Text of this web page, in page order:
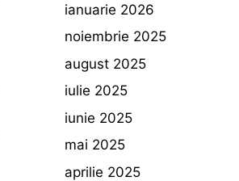
ianuarie 2026
noiembrie 2025
august 2025
iulie 2025
iunie 2025
mai 2025
aprilie 2025